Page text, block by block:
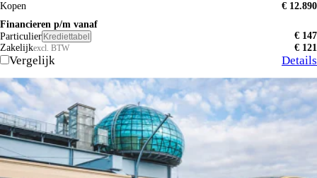
Kopen
€ 12.890
Financieren p/m vanaf
Particulier Krediettabel
€ 147
Zakelijkexcl. BTW € 121
Vergelijk Details